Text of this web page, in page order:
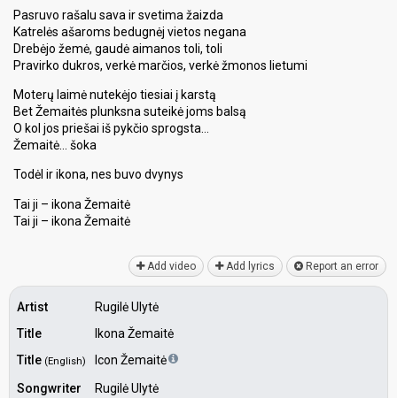
Pasruvo rašalu sava ir svetima žaizda
Katrelės ašaroms bedugnėj vietos negana
Drebėjo žemė, gaudė aimanos toli, toli
Pravirko dukros, verkė marčios, verkė žmonos lietumi
Moterų laimė nutekėjo tiesiai į karstą
Bet Žemaitės plunksna suteikė joms balsą
O kol jos priešai iš pykčio sprogsta…
Žemaitė… šoka
Todėl ir ikona, nes buvo dvynyѕ
Tai ji – ikona Žemaitė
Tai ji – ikona Žemаitė
Add video Add lyrics Report an error
Artist
Rugilė Ulytė
Title
Ikona Žemaitė
Title (English)
Icon Žemaitė
Songwriter
Rugilė Ulytė